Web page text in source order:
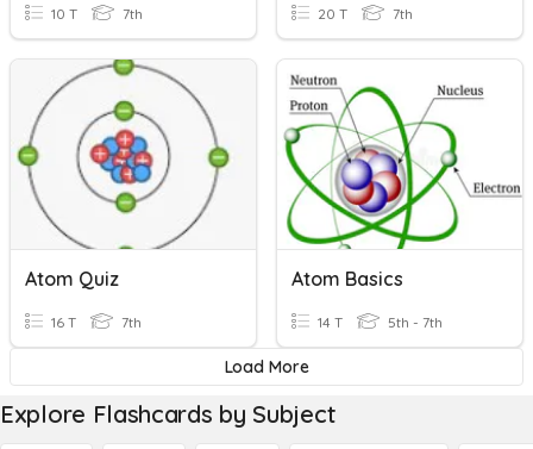
10 T 7th 20 T 7th
Atom Quiz
16 T 7th
Atom Basics
14 T 5th - 7th
Load More
Explore Flashcards by Subject